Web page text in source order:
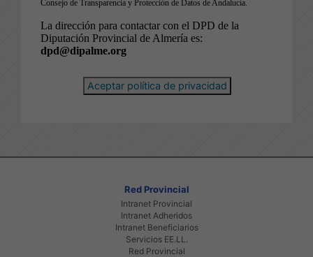
Aceptar política de privacidad
Red Provincial
Intranet Provincial
Intranet Adheridos
Intranet Beneficiarios
Servicios EE.LL.
Red Provincial